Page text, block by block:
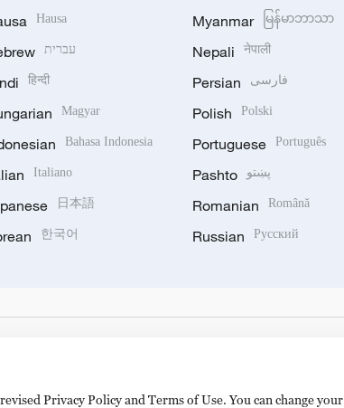
Hausa
עברית
हिन्दी
Magyar
Bahasa Indonesia
Italiano
日本語
한국어
Myanmar မြန်မာဘာသာ
Nepali नेपाली
Persian فارسی
Polish Polski
Portuguese Português
Pashto پښتو
Romanian Română
Russian Русский
Privacy Policy and Terms of Use. You can change your